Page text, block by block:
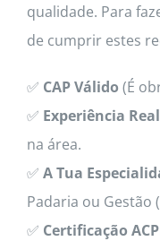
qualidade. Para
de cumprir estes
✅ CAP Válido (É
✅ Experiência
na área.
✅ A Tua
Padaria ou Gestão
✅ Certificação